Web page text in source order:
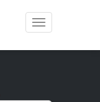
Toggle
navigation